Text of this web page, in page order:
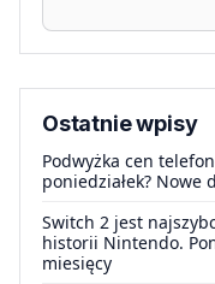
Ostatnie wpisy
Podwyżka cen
poniedziałek? Nowe
Switch 2 jest
historii Nintendo.
miesięcy